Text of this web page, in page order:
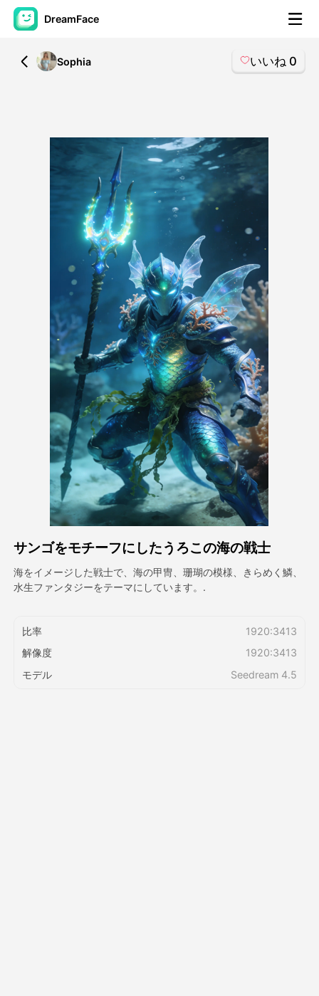
DreamFace
AIツール
製品ニュース製品案内会社案内
人工知能の写真
その他のツール
すべてのツールを見る
テンプレート
アバター動画
製品ニュース製品案内会社案内
人工知能の写真
その他のツール
すべてのテンプレートを見る
ギャラリー
価格
All
Sophia いいね 0
サンゴをモチーフにしたうろこの海の戦士
海をイメージした戦士で、海の甲冑、珊瑚の模様、きらめく鱗、
水生ファンタジーをテーマにしています。.
比率
1920:3413
解像度
1920:3413
モデル
Seedream 4.5